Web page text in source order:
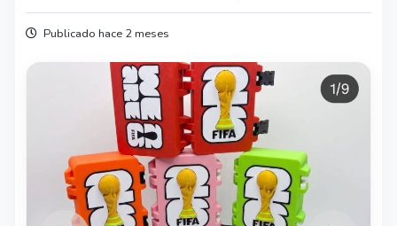
Publicado hace 2 meses